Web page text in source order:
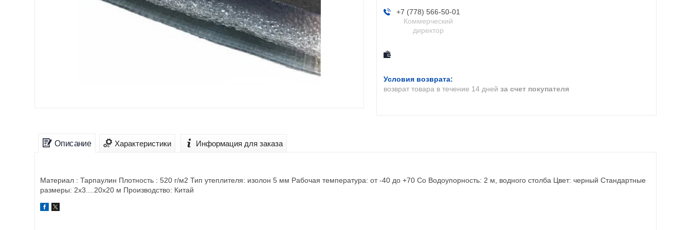
+7 (778) 566-50-01
Коммерческий
директор
возврат товара в течение 14 дней за счет покупателя
Описание Характеристики Информация для заказа
Материал : Тарпаулин Плотность : 520 г/м2 Тип утеплителя: изолон 5 мм Рабочая температура: от -40 до +70 Co Водоупорность: 2 м, водного столба Цвет: черный Стандартные
размеры: 2х3....20х20 м Производство: Китай